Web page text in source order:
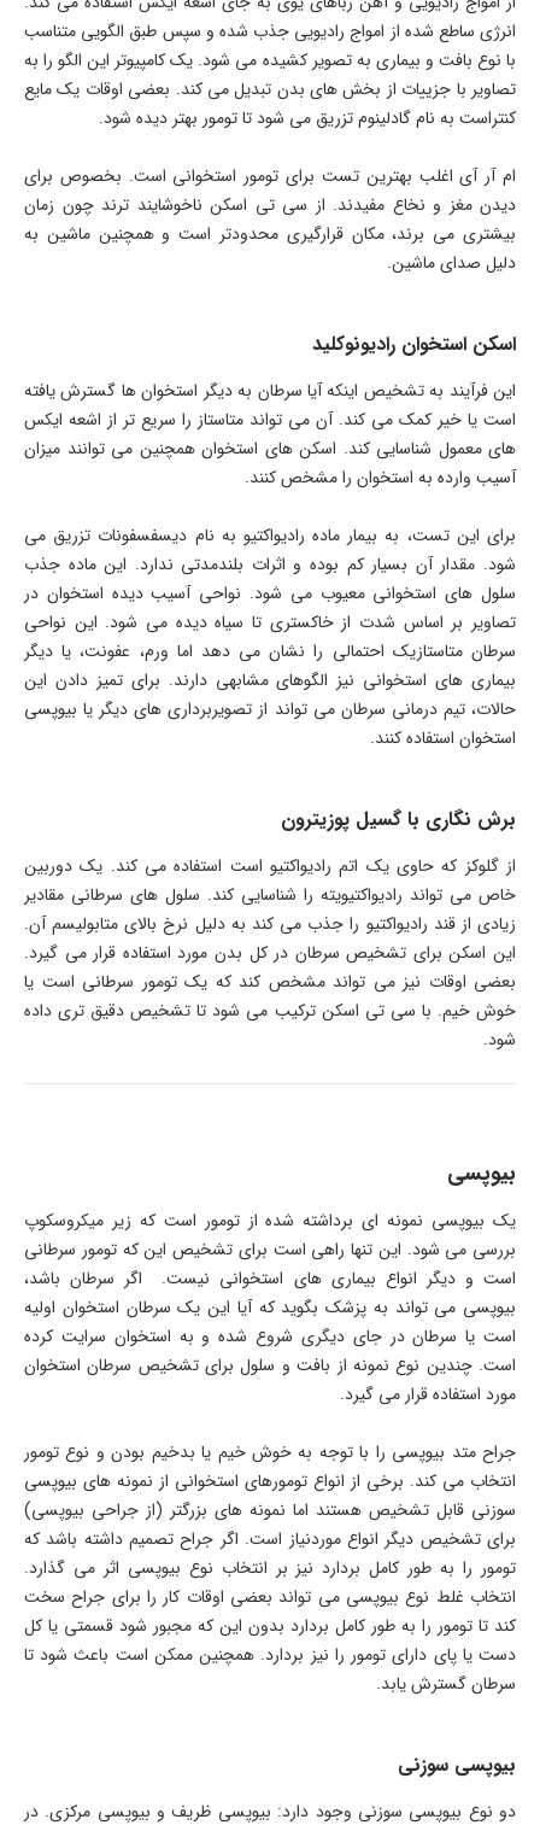
انرژی ساطع شده از امواج رادیویی جذب شده و سپس طبق الگویی متناسب
با نوع بافت و بیماری به تصویر کشیده می شود. یک کامپیوتر این الگو را به
تصاویر با جزییات از بخش های بدن تبدیل می کند. بعضی اوقات یک مایع
کنتراست به نام گادلینوم تزریق می شود تا تومور بهتر دیده شود.
ام آر آی اغلب بهترین تست برای تومور استخوانی است. بخصوص برای
دیدن مغز و نخاع مفیدند. از سی تی اسکن ناخوشايند ترند چون زمان
بیشتری می برند، مکان قرارگیری محدودتر است و همچنین ماشین به
دلیل صدای ماشین.
اسکن استخوان رادیونوکلید
این فرآیند به تشخیص اینکه آیا سرطان به دیگر استخوان ها گسترش یافته
است یا خیر کمک می کند. آن می تواند متاستاز را سریع تر از اشعه ایکس
های معمول شناسایی کند. اسکن های استخوان همچنین می توانند میزان
آسیب وارده به استخوان را مشخص کنند.
برای این تست، به بیمار ماده رادیواکتیو به نام دیسفسفونات تزریق می
شود. مقدار آن بسیار کم بوده و اثرات بلندمدتی ندارد. این ماده جذب
سلول های استخوانی معیوب می شود. نواحی آسیب دیده استخوان در
تصاویر بر اساس شدت از خاکستری تا سیاه دیده می شود. این نواحی
سرطان متاستازیک احتمالی را نشان می دهد اما ورم، عفونت، یا دیگر
بیماری های استخوانی نیز الگوهای مشابهی دارند. برای تمیز دادن این
حالات، تیم درمانی سرطان می تواند از تصویربرداری های دیگر یا بیوپسی
استخوان استفاده کنند.
برش نگاری با گسیل پوزیترون
از گلوکز که حاوی یک اتم رادیواکتیو است استفاده می کند. یک دوربین
خاص می تواند رادیواکتیویته را شناسایی کند. سلول های سرطانی مقادیر
زیادی از قند رادیواکتیو را جذب می کند به دلیل نرخ بالای متابولیسم آن.
این اسکن برای تشخیص سرطان در کل بدن مورد استفاده قرار می گیرد.
بعضی اوقات نیز می تواند مشخص کند که یک تومور سرطانی است یا
خوش خیم. با سی تی اسکن ترکیب می شود تا تشخیص دقیق تری داده
شود.
بیوپسی
یک بیوپسی نمونه ای برداشته شده از تومور است که زیر میکروسکوپ
بررسی می شود. این تنها راهی است برای تشخیص این که تومور سرطانی
است و دیگر انواع بیماری های استخوانی نیست. اگر سرطان باشد،
بیوپسی می تواند به پزشک بگوید که آیا این یک سرطان استخوان اولیه
است یا سرطان در جای دیگری شروع شده و به استخوان سرایت کرده
است. چندین نوع نمونه از بافت و سلول برای تشخیص سرطان استخوان
مورد استفاده قرار می گیرد.
جراح متد بیوپسی را با توجه به خوش خیم یا بدخیم بودن و نوع تومور
انتخاب می کند. برخی از انواع تومورهای استخوانی از نمونه های بیوپسی
سوزنی قابل تشخیص هستند اما نمونه های بزرگتر (از جراحی بیوپسی)
برای تشخیص دیگر انواع موردنیاز است. اگر جراح تصمیم داشته باشد که
تومور را به طور کامل بردارد نیز بر انتخاب نوع بیوپسی اثر می گذارد.
انتخاب غلط نوع بیوپسی می تواند بعضی اوقات کار را برای جراح سخت
کند تا تومور را به طور کامل بردارد بدون این که مجبور شود قسمتی یا کل
دست یا پای دارای تومور را نیز بردارد. همچنین ممکن است باعث شود تا
سرطان گسترش یابد.
بیوپسی سوزنی
دو نوع بیوپسی سوزنی وجود دارد: بیوپسی ظریف و بیوپسی مرکزی. در